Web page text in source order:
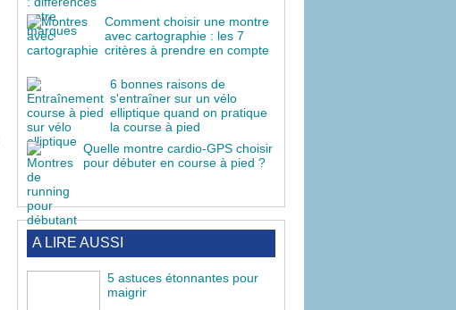
Comment choisir une montre
avec cartographie : les 7
critères à prendre en compte
6 bonnes raisons de
s'entraîner sur un vélo
elliptique quand on pratique
la course à pied
Quelle montre cardio-GPS choisir
pour débuter en course à pied ?
A LIRE AUSSI
5 astuces étonnantes pour
maigrir